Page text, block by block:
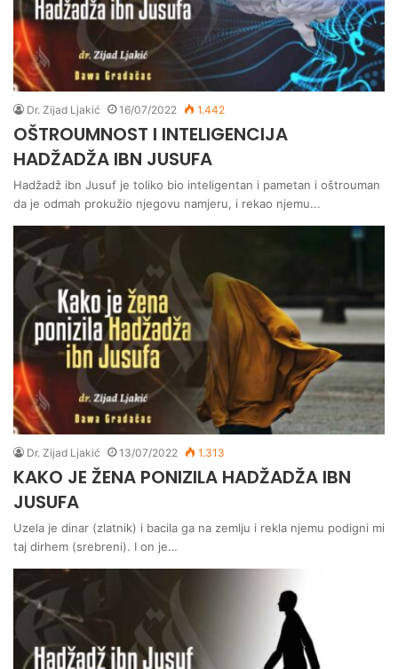
Dr. Zijad Ljakić 16/07/2022 1.442
OŠTROUMNOST I INTELIGENCIJA
HADŽADŽA IBN JUSUFA
Hadžadž ibn Jusuf je toliko bio inteligentan i pametan i oštrouman
da je odmah prokužio njegovu namjeru, i rekao njemu...
Dr. Zijad Ljakić 13/07/2022 1.313
KAKO JE ŽENA PONIZILA HADŽADŽA IBN
JUSUFA
Uzela je dinar (zlatnik) i bacila ga na zemlju i rekla njemu podigni mi
taj dirhem (srebreni). I on je…